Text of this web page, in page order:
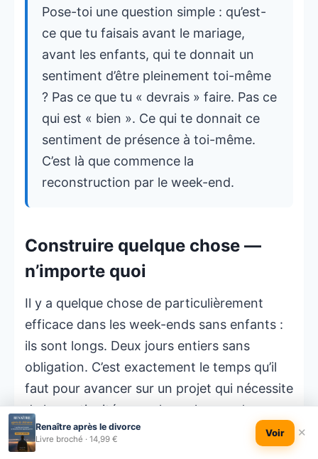
Pose-toi une question simple : qu’est-
ce que tu faisais avant le mariage,
avant les enfants, qui te donnait un
sentiment d’être pleinement toi-même
? Pas ce que tu « devrais » faire. Pas ce
qui est « bien ». Ce qui te donnait ce
sentiment de présence à toi-même.
C’est là que commence la
reconstruction par le week-end.
Construire quelque chose —
n’importe quoi
Il y a quelque chose de particulièrement
efficace dans les week-ends sans enfants :
ils sont longs. Deux jours entiers sans
obligation. C’est exactement le temps qu’il
faut pour avancer sur un projet qui nécessite
de la continuité — quelque chose qu’on ne
peut pas faire en 20 minutes le soir entre le
dîner et le coucher des enfants.
Renaître après le divorce
Livre broché · 14,99 €
Voir ✕